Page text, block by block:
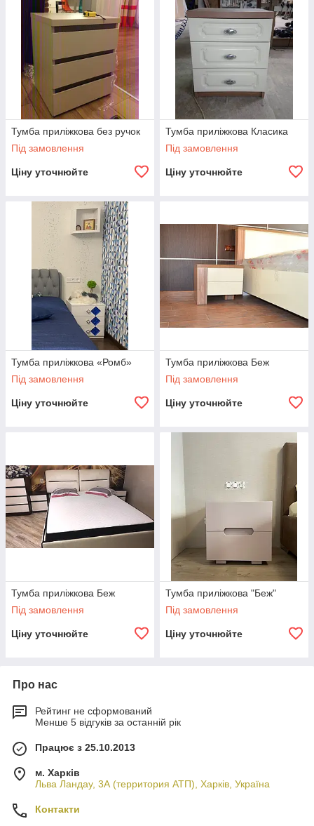
Тумба приліжкова без ручок
Під замовлення
Ціну уточнюйте
Тумба приліжкова Класика
Під замовлення
Ціну уточнюйте
Тумба приліжкова «Ромб»
Під замовлення
Ціну уточнюйте
Тумба приліжкова Беж
Під замовлення
Ціну уточнюйте
Тумба приліжкова Беж
Під замовлення
Ціну уточнюйте
Тумба приліжкова "Беж"
Під замовлення
Ціну уточнюйте
Про нас
Рейтинг не сформований
Менше 5 відгуків за останній рік
Працює з 25.10.2013
м. Харків
Льва Ландау, 3А (территория АТП), Харків, Україна
Контакти